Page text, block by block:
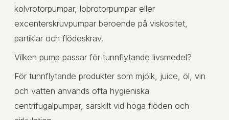
kolvrotorpumpar, lobrotorpumpar eller
excenterskruvpumpar beroende på viskositet,
partiklar och flödeskrav.
Vilken pump passar för tunnflytande livsmedel?
För tunnflytande produkter som mjölk, juice, öl, vin
och vatten används ofta hygieniska
centrifugalpumpar, särskilt vid höga flöden och